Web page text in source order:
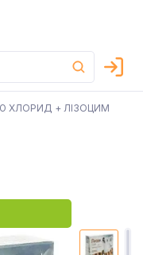
ХЛОРИД + ЛІЗОЦИМ